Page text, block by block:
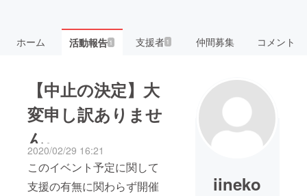
ホーム 活動報告1 支援者 1 仲間募集 コメント
【中止の決定】大
変申し訳ありませ
ん。
2020/02/29 16:21
このイベント予定に関して
支援の有無に関わらず開催
iineko